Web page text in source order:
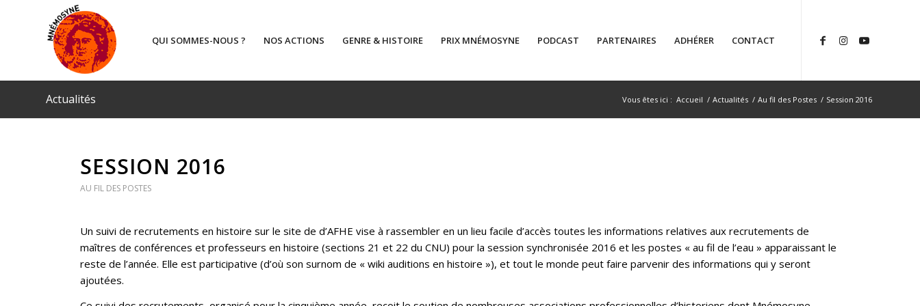
QUI SOMMES-NOUS ? NOS ACTIONS GENRE & HISTOIRE PRIX MNÉMOSYNE PODCAST PARTENAIRES ADHÉRER CONTACT
Actualités Vous êtes ici : Accueil / Actualités / Au fil des Postes / Session 2016
SESSION 2016
AU FIL DES POSTES
Un suivi de recrutements en histoire sur le site de d’AFHE vise à rassembler en un lieu facile d’accès toutes les informations relatives aux recrutements de
maîtres de conférences et professeurs en histoire (sections 21 et 22 du CNU) pour la session synchronisée 2016 et les postes « au fil de l’eau » apparaissant le
reste de l’année. Elle est participative (d’où son surnom de « wiki auditions en histoire »), et tout le monde peut faire parvenir des informations qui y seront
ajoutées.